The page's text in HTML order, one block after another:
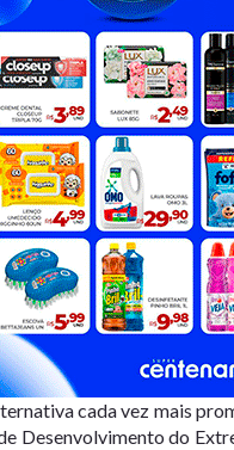
cada vez mais
Desenvolvimento do